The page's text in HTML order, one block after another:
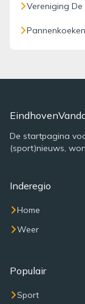
Vereniging De
De startpagina
(sport)nieuws,
Inderegio
Home
Weer
Populair
Sport